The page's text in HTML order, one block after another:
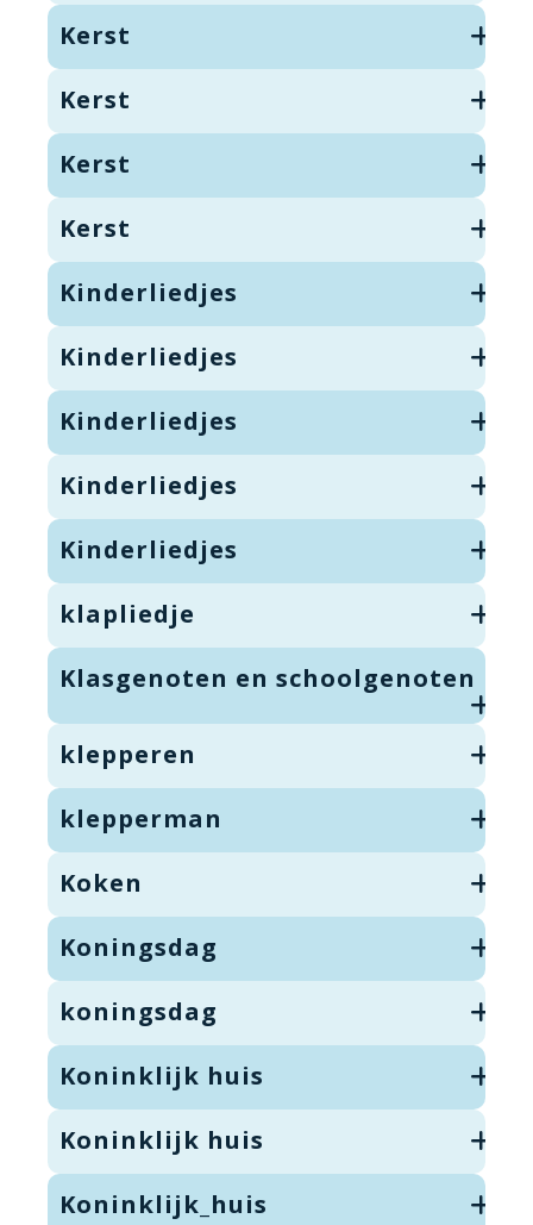
Kerst
Kerst
Kerst
Kerst
Kinderliedjes
Kinderliedjes
Kinderliedjes
Kinderliedjes
Kinderliedjes
klapliedje
Klasgenoten en schoolgenoten
klepperen
klepperman
Koken
Koningsdag
koningsdag
Koninklijk huis
Koninklijk huis
Koninklijk_huis